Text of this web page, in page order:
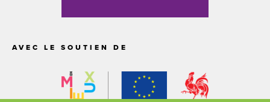
AVEC LE SOUTIEN DE